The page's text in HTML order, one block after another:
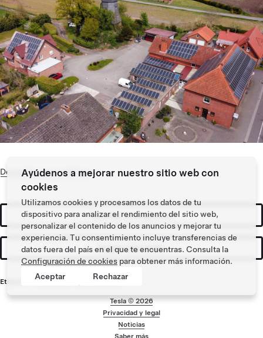
Descargar caso práctico
Solicitar presupuesto
Seguir informado
Etiquetas: Powerwall Wall Connector
Menú de pie de
Tesla ©2026
Privacidad y legal
Noticias
Ayúdenos a mejorar nuestro sitio web con
cookies
Utilizamos cookies y procesamos los datos de tu
dispositivo para analizar el rendimiento del sitio web,
personalizar el contenido de los anuncios y mejorar tu
experiencia. Tu consentimiento incluye transferencias de
datos fuera del país en el que te encuentras. Consulta la
Configuración de cookies para obtener más información.
Aceptar
Rechazar